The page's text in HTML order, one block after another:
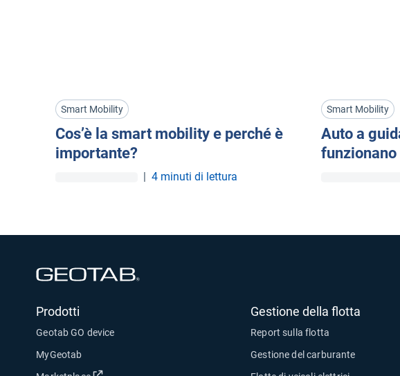
Smart Mobility
Cos’è la smart mobility e perché è
importante?
| 4 minuti di lettura
Smart Mobility
Auto a
quanti
Prodotti
Geotab GO device
MyGeotab
Gestione della flotta
Report sulla flotta
Gestione del carburante